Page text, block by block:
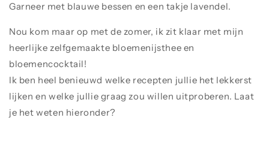
Garneer met blauwe bessen en een takje lavendel.
Nou kom maar op met de zomer, ik zit klaar met mijn
heerlijke zelfgemaakte bloemenijsthee en
bloemencocktail!
Ik ben heel benieuwd welke recepten jullie het lekkerst
lijken en welke jullie graag zou willen uitproberen. Laat
je het weten hieronder?